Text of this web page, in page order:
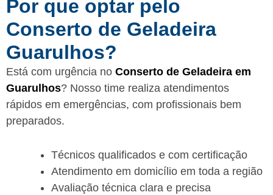
Por que optar pelo
Conserto de Geladeira
Guarulhos?
Está com urgência no Conserto de Geladeira em
Guarulhos? Nosso time realiza atendimentos
rápidos em emergências, com profissionais bem
preparados.
Técnicos qualificados e com certificação
Atendimento em domicílio em toda a região
Avaliação técnica clara e precisa